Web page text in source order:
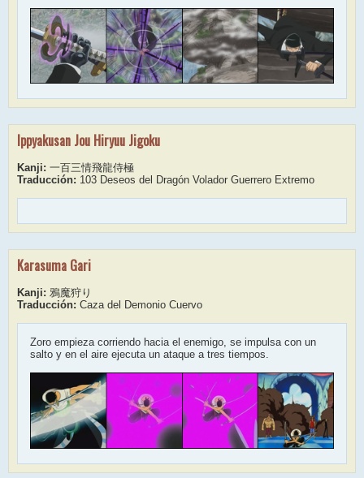
Ippyakusan Jou Hiryuu Jigoku
Kanji: 一百三情飛龍侍極
Traducción: 103 Deseos del Dragón Volador Guerrero Extremo
Karasuma Gari
Kanji: 鴉魔狩り
Traducción: Caza del Demonio Cuervo
Zoro empieza corriendo hacia el enemigo, se impulsa con un
salto y en el aire ejecuta un ataque a tres tiempos.